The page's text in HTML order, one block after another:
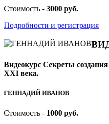
Стоимость - 3000 руб.
Подробности и регистрация
Видеокурс Секреты
XXI века.
ГЕННАДИЙ ИВАНОВ
Стоимость - 1000 руб.